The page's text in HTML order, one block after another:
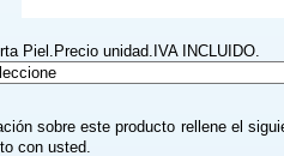
Piel.Precio unidad.IVA INCLUIDO.
sobre este producto rellene el
con usted.